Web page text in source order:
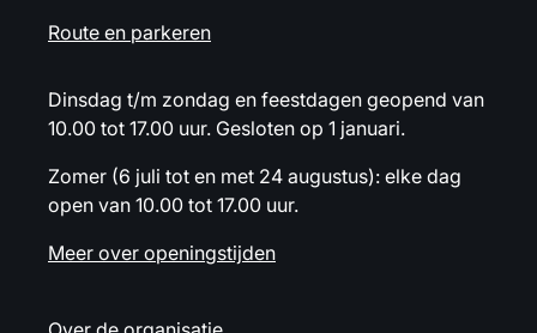
Route en parkeren
Dinsdag t/m zondag en feestdagen geopend van
10.00 tot 17.00 uur. Gesloten op 1 januari.
Zomer (6 juli tot en met 24 augustus): elke dag
open van 10.00 tot 17.00 uur.
Meer over openingstijden